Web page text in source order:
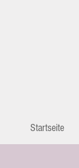
Startseite